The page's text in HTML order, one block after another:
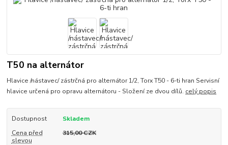
T50 na alternátor
Hlavice /nástavec/ zástrčná pro alternátor 1/2, Torx T50 - 6-ti hran Servisní
hlavice určená pro opravu alternátoru - Složení ze dvou dílů. celý popis
Dostupnost
Skladem
Cena před
slevou
315,00 CZK